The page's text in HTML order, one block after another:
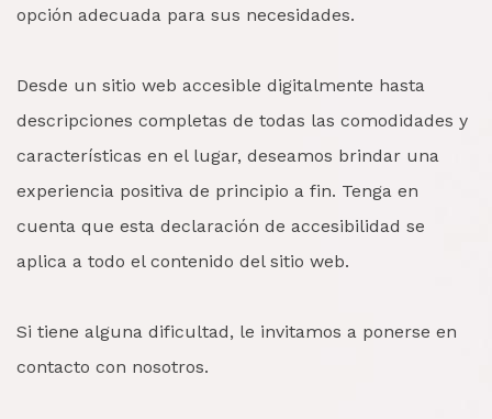
opción adecuada para sus necesidades.
Desde un sitio web accesible digitalmente hasta
descripciones completas de todas las comodidades y
características en el lugar, deseamos brindar una
experiencia positiva de principio a fin. Tenga en
cuenta que esta declaración de accesibilidad se
aplica a todo el contenido del sitio web.
Si tiene alguna dificultad, le invitamos a ponerse en
contacto con nosotros.